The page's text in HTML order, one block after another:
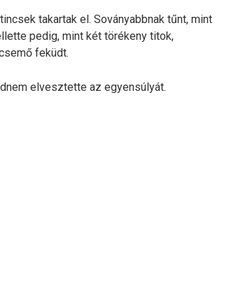
takartak el. Soványabbnak tűnt, mint
pedig, mint két törékeny titok,
feküdt.
elvesztette az egyensúlyát.